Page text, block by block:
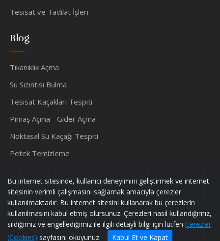
Bu internet sitesinde, kullanıcı deneyimini geliştirmek ve internet
sitesinin verimli çalışmasını sağlamak amacıyla çerezler
kullanılmaktadır. Bu internet sitesini kullanarak bu çerezlerin
kullanılmasını kabul etmiş olursunuz. Çerezleri nasıl kullandığımız,
sildiğimiz ve engellediğimiz ile ilgili detaylı bilgi için lütfen Çerezler
(Cookies) sayfasını okuyunuz. Kabul Et ve Kapat
Tesisat ve Tadilat İşleri
Blog
Tıkanıklık Açma
Su Sızıntısı Bulma
Tesisat Kaçakları Tespiti
Pimaş Açma - Gider Açma
Noktasal Su Kaçağı Tespiti
Petek Temizleme
Murat TESİSAT Tüm Hakları Saklıdır.
Powered bypif128